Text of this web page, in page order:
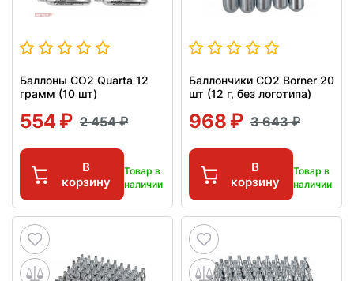
Баллоны СО2 Quarta 12
грамм (10 шт)
554 2 454
В
корзину
Товар в
наличии
Баллончики CO2 Borner 20
шт (12 г, без логотипа)
968 3 643
В
корзину
Товар в
наличии